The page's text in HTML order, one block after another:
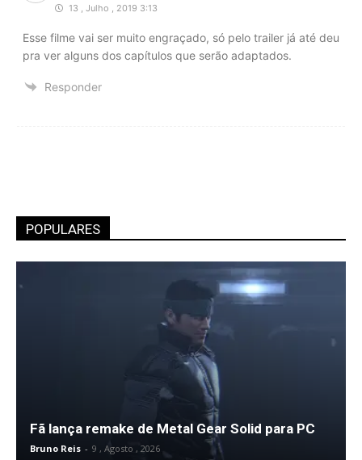
13 , Julho , 2019 3:13
Esse filme vai ser muito engraçado, só pelo trailer já até deu
pra ver alguns dos capítulos que serão adaptados.
Responder
POPULARES
Fã lança remake de Metal Gear Solid para PC
Bruno Reis - 9 , Agosto , 2026